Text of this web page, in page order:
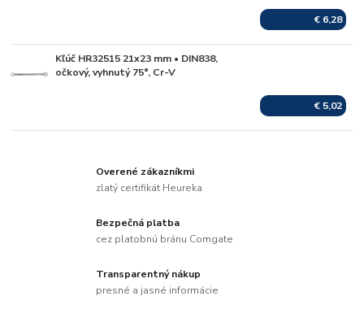
€ 6,28
Kľúč HR32515 21x23 mm • DIN838,
očkový, vyhnutý 75°, Cr-V
€ 5,02
Overené zákazníkmi
zlatý certifikát Heureka
Bezpečná platba
cez platobnú bránu Comgate
Transparentný nákup
presné a jasné informácie